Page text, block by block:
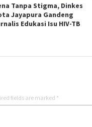
Tanpa Stigma, Dinkes
Jayapura Gandeng
Edukasi Isu HIV-TB
fields are marked *